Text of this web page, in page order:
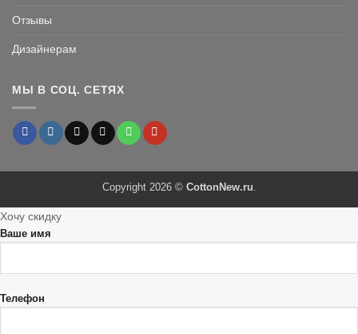
Отзывы
Дизайнерам
МЫ В СОЦ. СЕТЯХ
Copyright 2026 © CottonNew.ru.
Хочу скидку
Ваше имя
Телефон